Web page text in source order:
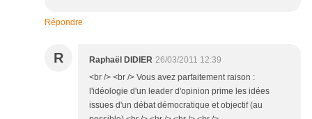
Répondre
R Raphaël DIDIER 26/03/2011 12:39
<br /> <br /> Vous avez parfaitement raison :
l'idéologie d'un leader d'opinion prime les idées
issues d'un débat démocratique et objectif (au